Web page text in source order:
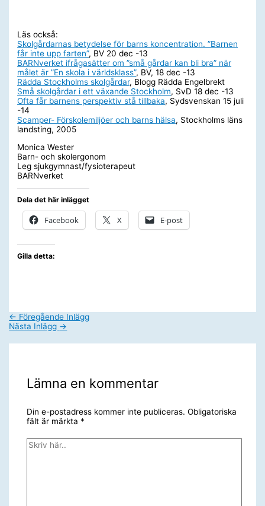
Läs också:
Skolgårdarnas betydelse för barns koncentration. ”Barnen
får inte upp farten”, BV 20 dec -13
BARNverket ifrågasätter om ”små gårdar kan bli bra” när
målet är ”En skola i världsklass”, BV, 18 dec -13
Rädda Stockholms skolgårdar, Blogg Rädda Engelbrekt
Små skolgårdar i ett växande Stockholm, SvD 18 dec -13
Ofta får barnens perspektiv stå tillbaka, Sydsvenskan 15 juli
-14
Scamper- Förskolemiljöer och barns hälsa, Stockholms läns
landsting, 2005
Monica Wester
Barn- och skolergonom
Leg sjukgymnast/fysioterapeut
BARNverket
Dela det här inlägget
Facebook X E-post
Gilla detta:
← Föregående Inlägg
Nästa Inlägg →
Lämna en kommentar
Din e-postadress kommer inte publiceras. Obligatoriska
fält är märkta *
Skriv